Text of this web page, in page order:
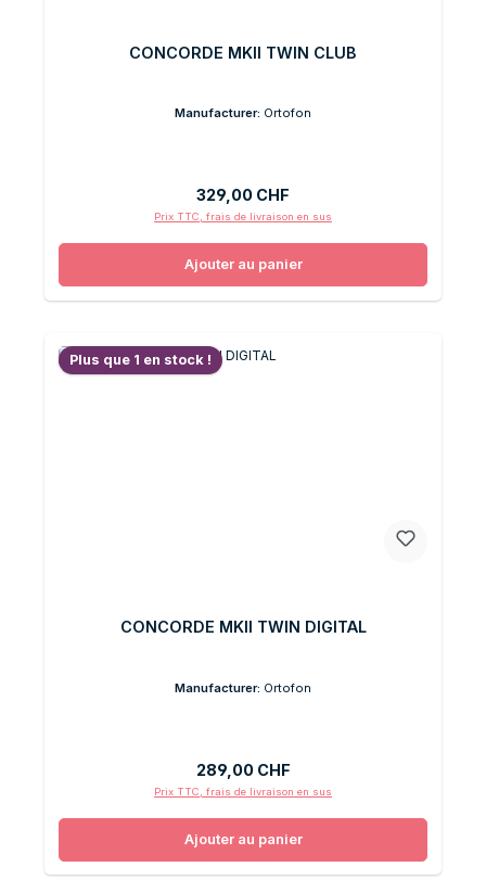
CONCORDE MKII TWIN CLUB
Manufacturer: Ortofon
Prix régulier :
329,00 CHF
Prix TTC, frais de livraison en sus
Ajouter au panier
Plus que 1 en stock !
CONCORDE MKII TWIN DIGITAL
Manufacturer: Ortofon
Prix régulier :
289,00 CHF
Prix TTC, frais de livraison en sus
Ajouter au panier